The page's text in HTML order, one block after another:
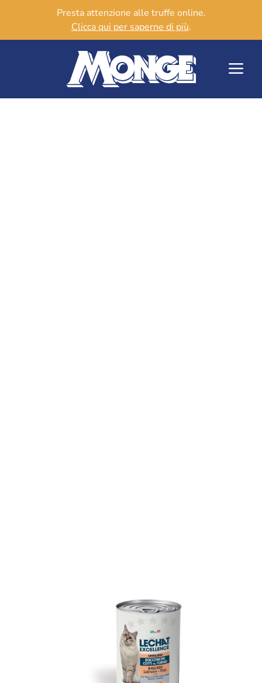
Presta attenzione alle truffe online.
Clicca qui per saperne di più.